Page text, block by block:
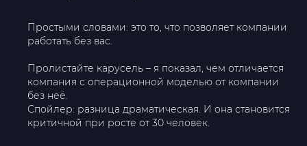
Простыми словами: это то, что позволяет компании
работать без вас.
Пролистайте карусель – я показал, чем отличается
компания с операционной моделью от компании
без неё.
Спойлер: разница драматическая. И она становится
критичной при росте от 30 человек.